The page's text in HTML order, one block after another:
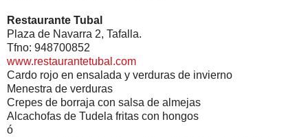
Restaurante Tubal
Plaza de Navarra 2, Tafalla.
Tfno: 948700852
www.restaurantetubal.com
Cardo rojo en ensalada y verduras de invierno
Menestra de verduras
Crepes de borraja con salsa de almejas
Alcachofas de Tudela fritas con hongos
ó